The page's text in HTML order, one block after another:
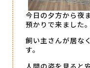
今日の夕方から夜
預かりで来ました。
飼い主さんが居な
す。
人間の姿を見ると